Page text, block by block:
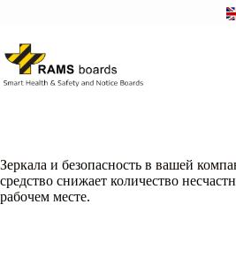
Зеркала и безопасность в вашей
средство снижает количество
рабочем месте.